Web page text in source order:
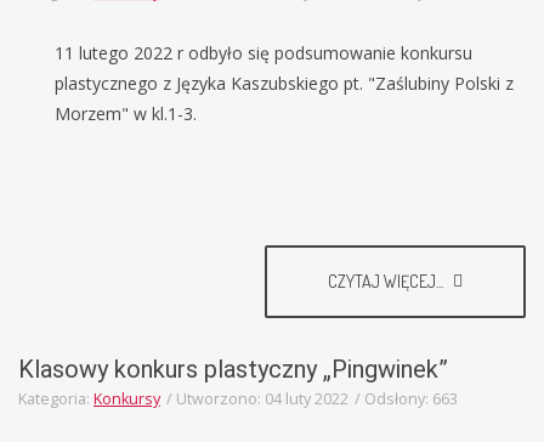
11 lutego 2022 r odbyło się podsumowanie konkursu
plastycznego z Języka Kaszubskiego pt. "Zaślubiny Polski z
Morzem" w kl.1-3.
CZYTAJ WIĘCEJ...
Klasowy konkurs plastyczny „Pingwinek”
Kategoria: Konkursy Utworzono: 04 luty 2022 Odsłony: 663